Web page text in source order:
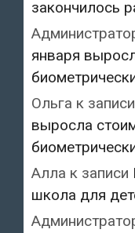
закончилось
января
Ольга к записи
выросла
Алла к записи
школа для